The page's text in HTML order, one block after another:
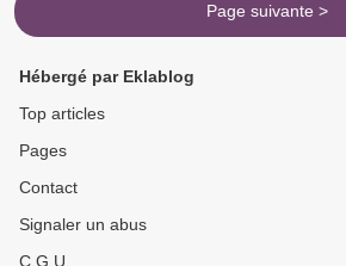
Page suivante >
Hébergé par Eklablog
Top articles
Pages
Contact
Signaler un abus
C.G.U.